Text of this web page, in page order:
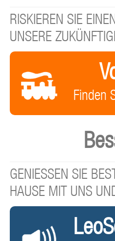
RISKIEREN SIE
UNSERE
Finden
GENIESSEN SIE
HAUSE MIT UNS